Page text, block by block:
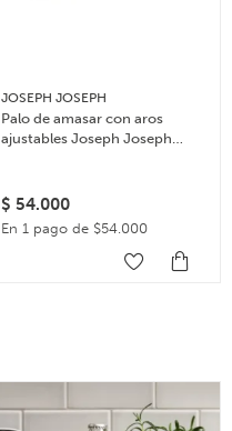
JOSEPH JOSEPH
Palo de amasar con aros
ajustables Joseph Joseph
$ 54.000
En 1 pago de $54.000